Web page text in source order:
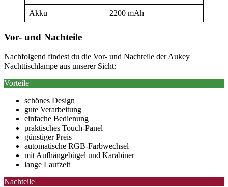
Akku 2200 mAh
Vor- und Nachteile
Nachfolgend findest du die Vor- und Nachteile der Aukey
Nachttischlampe aus unserer Sicht:
Vorteile
schönes Design
gute Verarbeitung
einfache Bedienung
praktisches Touch-Panel
günstiger Preis
automatische RGB-Farbwechsel
mit Aufhängebügel und Karabiner
lange Laufzeit
Nachteile